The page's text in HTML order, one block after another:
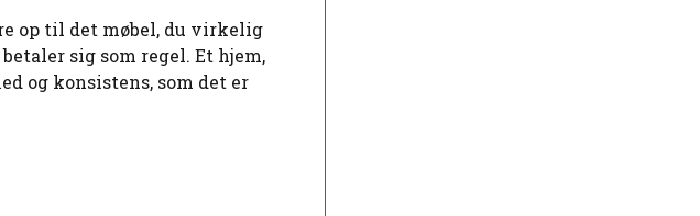
op til det møbel, du virkelig
sig som regel. Et hjem,
og konsistens, som det er